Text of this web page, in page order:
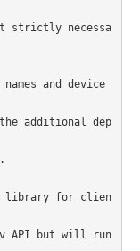
strictly necessa
and device
additional dep
library for clien
API but will run